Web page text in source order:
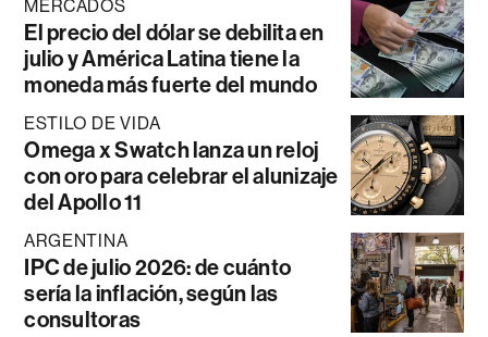
MERCADOS
El precio del dólar se debilita en
julio y América Latina tiene la
moneda más fuerte del mundo
ESTILO DE VIDA
Omega x Swatch lanza un reloj
con oro para celebrar el alunizaje
del Apollo 11
ARGENTINA
IPC de julio 2026: de cuánto
sería la inflación, según las
consultoras